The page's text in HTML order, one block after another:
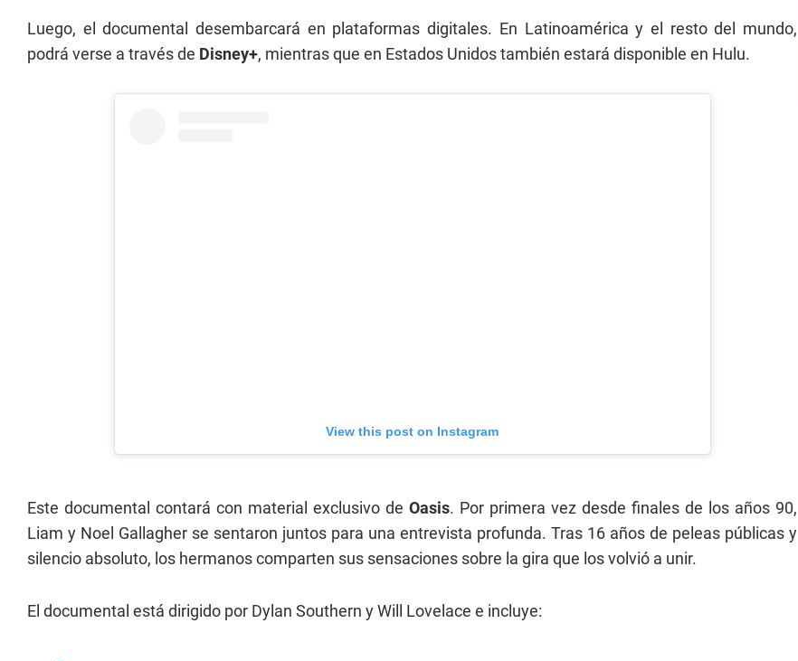
Luego, el documental desembarcará en plataformas digitales. En Latinoamérica y el resto del mundo,
podrá verse a través de Disney+, mientras que en Estados Unidos también estará disponible en Hulu.
View this post on Instagram
Este documental contará con material exclusivo de Oasis. Por primera vez desde finales de los años 90,
Liam y Noel Gallagher se sentaron juntos para una entrevista profunda. Tras 16 años de peleas públicas y
silencio absoluto, los hermanos comparten sus sensaciones sobre la gira que los volvió a unir.
El documental está dirigido por Dylan Southern y Will Lovelace e incluye: